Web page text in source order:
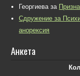
Георгиеваза
Сдружение за
анорексия
Анкета